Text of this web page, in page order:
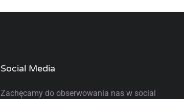
Social Media
Zachęcamy do obserwowania nas w social